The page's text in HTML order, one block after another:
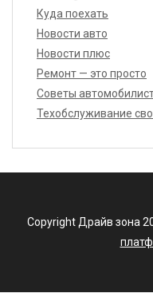
Куда поехать
Новости авто
Новости плюс
Ремонт — это просто
Советы
Техобслуживание
Copyright Драйв зона